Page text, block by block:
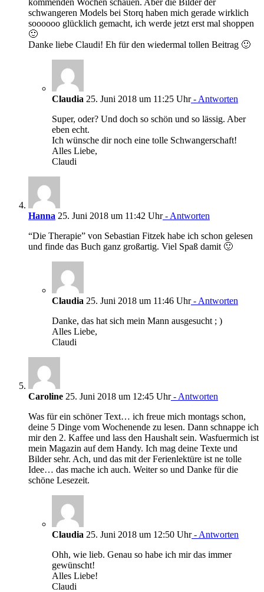
schwangeren Models bei Storq haben mich gerade wirklich
soooooo glücklich gemacht, ich werde jetzt erst mal shoppen
🙂
Danke liebe Claudi! Eh für den wiedermal tollen Beitrag 🙂
Claudia 25. Juni 2018 um 11:25 Uhr- Antworten
Super, oder? Und doch so schön und so lässig. Aber
eben echt.
Ich wünsche dir noch eine tolle Schwangerschaft!
Alles Liebe,
Claudi
Hanna 25. Juni 2018 um 11:42 Uhr- Antworten
“Die Therapie” von Sebastian Fitzek habe ich schon gelesen
und finde das Buch ganz großartig. Viel Spaß damit 🙂
Claudia 25. Juni 2018 um 11:46 Uhr- Antworten
Danke, das hat sich mein Mann ausgesucht ; )
Alles Liebe,
Claudi
Caroline 25. Juni 2018 um 12:45 Uhr- Antworten
Was für ein schöner Text… ich freue mich montags schon,
deine 5 Dinge vom Wochenende zu lesen. Dann schnappe ich
mir den 2. Kaffee und lass den Haushalt sein. Wasfuermich ist
mein Magazin auf dem Handy. Ich mag deine Texte und
Bilder sehr. Ach, und das mit der Ferienlektüre ist ne tolle
Idee… das mache ich auch. Weiter so und Danke für die
schöne Lesezeit.
Claudia 25. Juni 2018 um 12:50 Uhr- Antworten
Ohh, wie lieb. Genau so habe ich mir das immer
gewünscht!
Alles Liebe!
Claudi